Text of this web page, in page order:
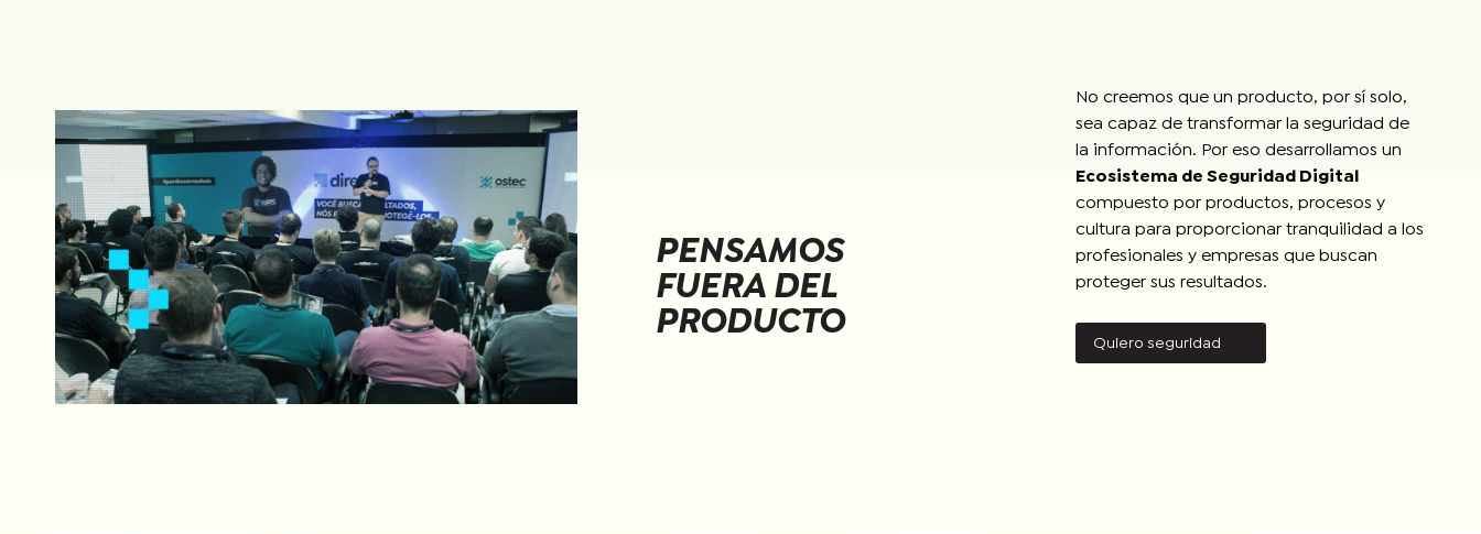
PENSAMOS
FUERA DEL
PRODUCTO
No creemos que un producto, por sí solo,
sea capaz de transformar la seguridad de
la información. Por eso desarrollamos un
Ecosistema de Seguridad Digital
compuesto por productos, procesos y
cultura para proporcionar tranquilidad a los
profesionales y empresas que buscan
proteger sus resultados.
Quiero seguridad